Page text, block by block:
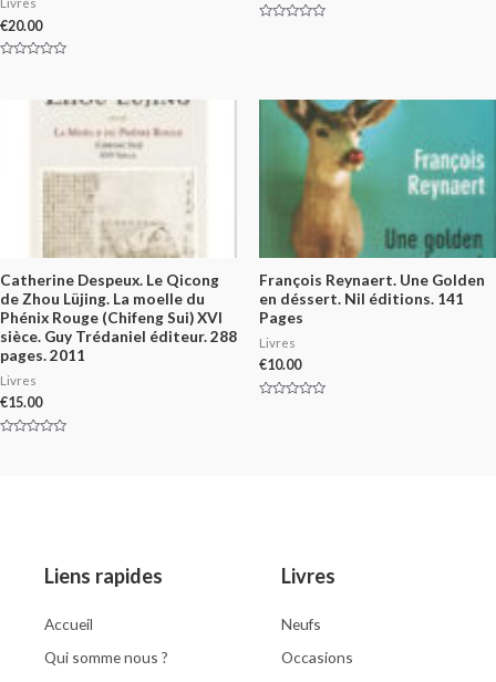
€20.00
Catherine Despeux. Le Qicong
de Zhou Lüjing. La moelle du
Phénix Rouge (Chifeng Sui) XVI
sièce. Guy Trédaniel éditeur. 288
pages. 2011
Livres
€15.00
François Reynaert. Une Golden
en déssert. Nil éditions. 141
Pages
Livres
€10.00
Liens rapides
Accueil
Qui somme nous ?
Livres
Neufs
Occasions